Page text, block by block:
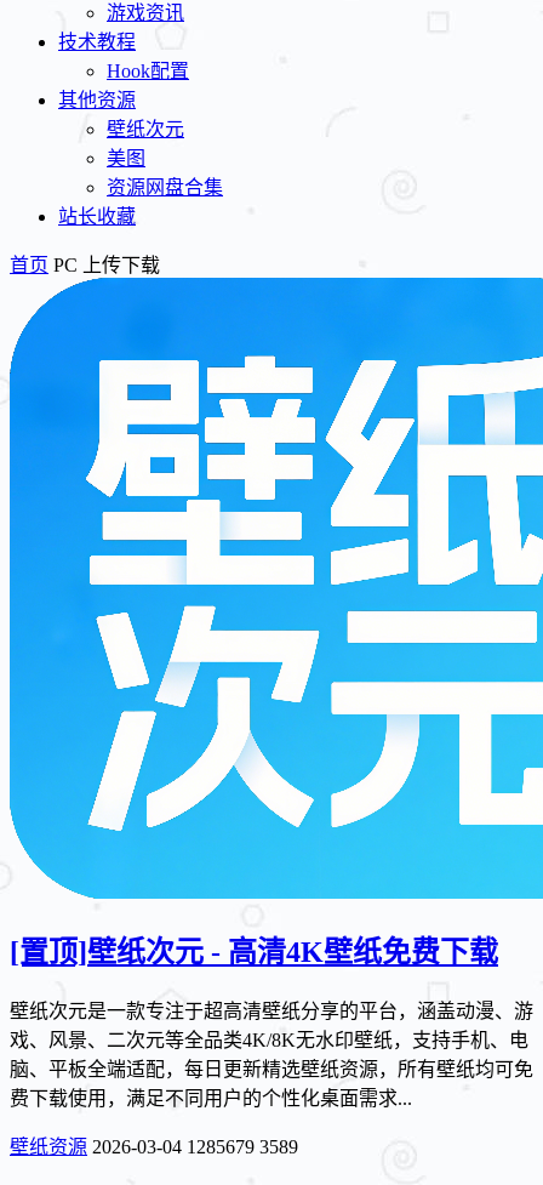
游戏资讯
技术教程
Hook配置
其他资源
壁纸次元
美图
资源网盘合集
站长收藏
首页 PC 上传下载
[置顶]壁纸次元 - 高清4K壁纸免费下载
壁纸次元是一款专注于超高清壁纸分享的平台，涵盖动漫、游
戏、风景、二次元等全品类4K/8K无水印壁纸，支持手机、电
脑、平板全端适配，每日更新精选壁纸资源，所有壁纸均可免
费下载使用，满足不同用户的个性化桌面需求...
壁纸资源 2026-03-04 1285679 3589